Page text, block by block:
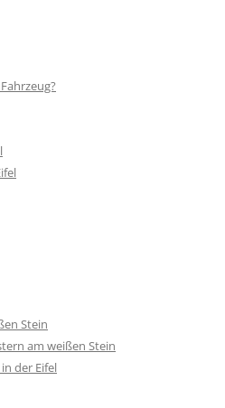
Stein
am weißen Stein
der Eifel